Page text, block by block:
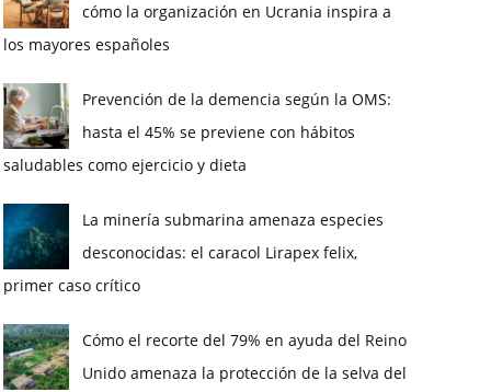
cómo la organización en Ucrania inspira a
los mayores españoles
Prevención de la demencia según la OMS:
hasta el 45% se previene con hábitos
saludables como ejercicio y dieta
La minería submarina amenaza especies
desconocidas: el caracol Lirapex felix,
primer caso crítico
Cómo el recorte del 79% en ayuda del Reino
Unido amenaza la protección de la selva del